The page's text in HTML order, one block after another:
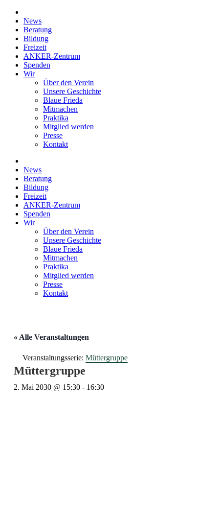
News
Beratung
Bildung
Freizeit
ANKER-Zentrum
Spenden
Wir
Über den Verein
Unsere Geschichte
Blaue Frieda
Mitmachen
Praktika
Mitglied werden
Presse
Kontakt
News
Beratung
Bildung
Freizeit
ANKER-Zentrum
Spenden
Wir
Über den Verein
Unsere Geschichte
Blaue Frieda
Mitmachen
Praktika
Mitglied werden
Presse
Kontakt
« Alle Veranstaltungen
Veranstaltungsserie: Müttergruppe
Müttergruppe
2. Mai 2030 @ 15:30 - 16:30